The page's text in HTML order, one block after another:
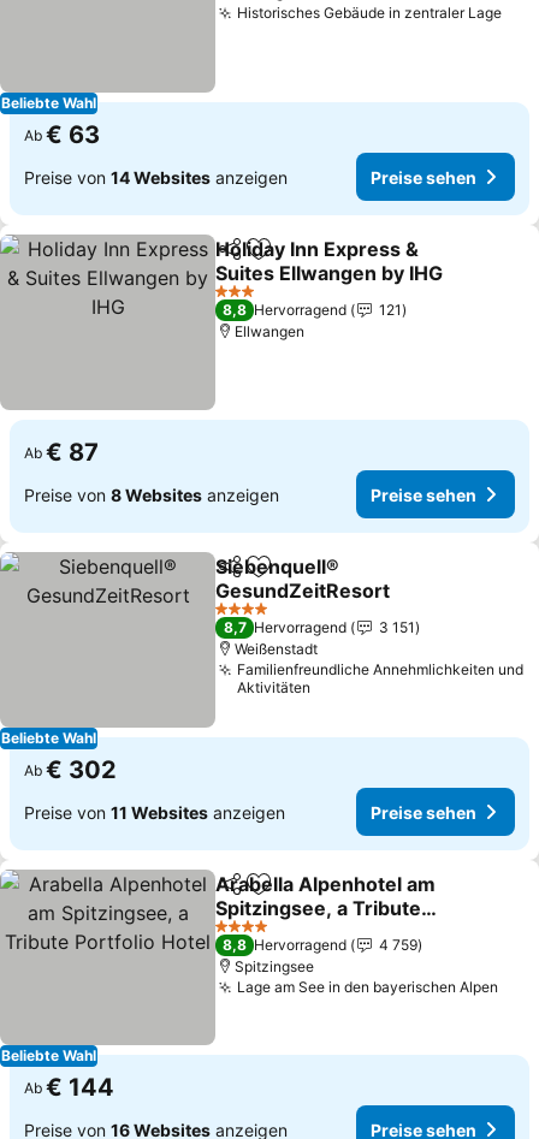
Beliebte Wahl
Historisches Gebäude in zentraler Lage
Ab € 63
Preise von 14 Websites anzeigen Preise sehen
TeilenZu Favoriten hinzufügen
Holiday Inn Express &
Suites Ellwangen by IHG
3 Sterne
8,8 Hervorragend
121
Ellwangen
Ab € 87
Preise von 8 Websites anzeigen Preise sehen
Beliebte Wahl
TeilenZu Favoriten hinzufügen
Siebenquell®
GesundZeitResort
4 Sterne
8,7 Hervorragend
3 151
Weißenstadt
Familienfreundliche Annehmlichkeiten und
Aktivitäten
Ab € 302
Preise von 11 Websites anzeigen Preise sehen
Beliebte Wahl
TeilenZu Favoriten hinzufügen
Arabella Alpenhotel am
Spitzingsee, a Tribute
Portfolio Hotel
4 Sterne
8,8 Hervorragend
4 759
Spitzingsee
Lage am See in den bayerischen Alpen
Ab € 144
Preise von 16 Websites anzeigen Preise sehen